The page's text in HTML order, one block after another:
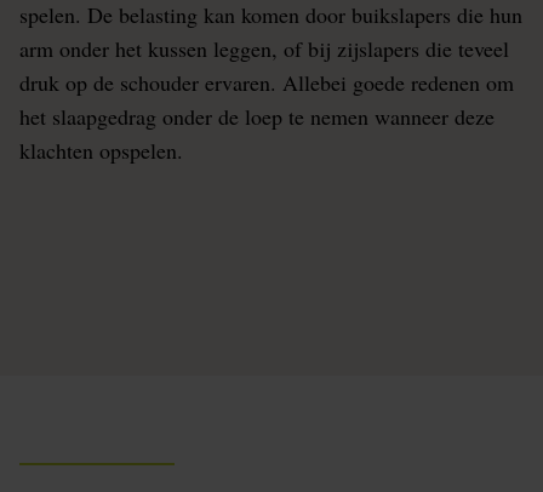
spelen. De belasting kan komen door buikslapers die hun
arm onder het kussen leggen, of bij zijslapers die teveel
druk op de schouder ervaren. Allebei goede redenen om
het slaapgedrag onder de loep te nemen wanneer deze
klachten opspelen.